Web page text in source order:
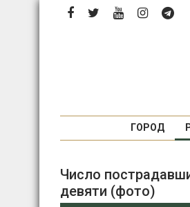
Перейти
ГОРОД
Число
девяти (фото)